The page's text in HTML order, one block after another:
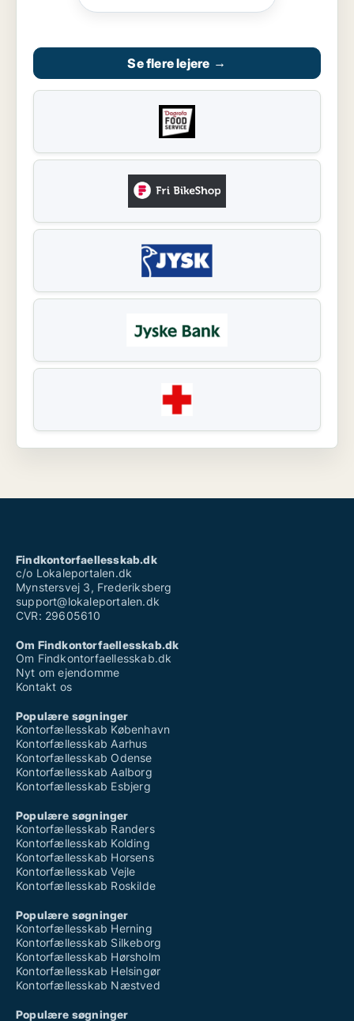
Se flere lejere →
Findkontorfaellesskab.dk
c/o Lokaleportalen.dk
Mynstersvej 3, Frederiksberg
support@lokaleportalen.dk
CVR: 29605610
Om Findkontorfaellesskab.dk
Om Findkontorfaellesskab.dk
Nyt om ejendomme
Kontakt os
Populære søgninger
Kontorfællesskab København
Kontorfællesskab Aarhus
Kontorfællesskab Odense
Kontorfællesskab Aalborg
Kontorfællesskab Esbjerg
Populære søgninger
Kontorfællesskab Randers
Kontorfællesskab Kolding
Kontorfællesskab Horsens
Kontorfællesskab Vejle
Kontorfællesskab Roskilde
Populære søgninger
Kontorfællesskab Herning
Kontorfællesskab Silkeborg
Kontorfællesskab Hørsholm
Kontorfællesskab Helsingør
Kontorfællesskab Næstved
Populære søgninger